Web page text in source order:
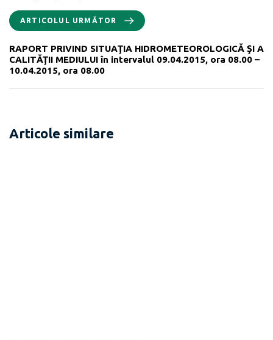
ARTICOLUL URMĂTOR
RAPORT PRIVIND SITUAŢIA HIDROMETEOROLOGICĂ ŞI A
CALITĂŢII MEDIULUI în intervalul 09.04.2015, ora 08.00 –
10.04.2015, ora 08.00
Articole similare